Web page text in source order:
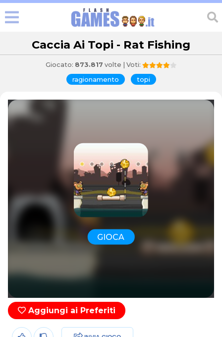
Caccia Ai Topi - Rat Fishing
Giocato: 873.817 volte | Voti:
ragionamento topi
GIOCA
Aggiungi ai Preferiti